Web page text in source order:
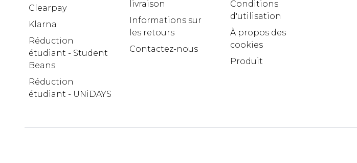
Clearpay
Klarna
Réduction
étudiant - Student
Beans
Réduction
étudiant - UNiDAYS
livraison
Informations sur
les retours
Contactez-nous
Conditions
d'utilisation
À propos des
cookies
Produit